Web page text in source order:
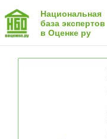
Национальная
база экспертов
в Оценке ру